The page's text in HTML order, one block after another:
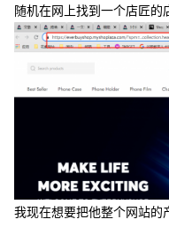
随机在网上找到一个店匠的
我现在想要把他整个网站的